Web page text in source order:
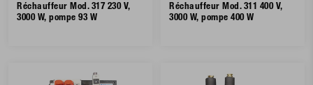
Réchauffeur Mod. 317 230 V,
3000 W, pompe 93 W
Réchauffeur Mod. 311 400 V,
3000 W, pompe 400 W